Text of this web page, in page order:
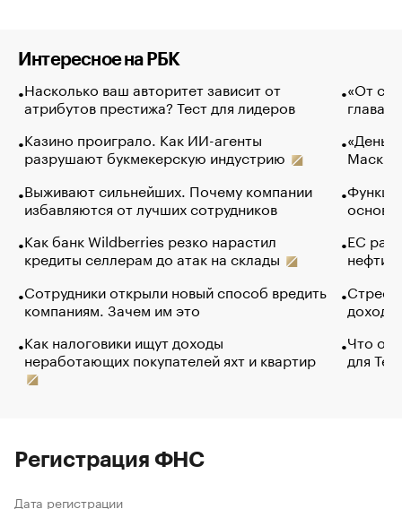
Интересное на РБК
Насколько ваш авторитет зависит от
атрибутов престижа? Тест для лидеров
Казино проиграло. Как ИИ-агенты
разрушают букмекерскую индустрию
Выживают сильнейших. Почему компании
избавляются от лучших сотрудников
Как банк Wildberries резко нарастил
кредиты селлерам до атак на склады
Сотрудники открыли новый способ вредить
компаниям. Зачем им это
Как налоговики ищут доходы
неработающих покупателей яхт и квартир
«От
глава
Маск в
основ
ЕС
нефти
Что
для
Регистрация ФНС
Дата регистрации